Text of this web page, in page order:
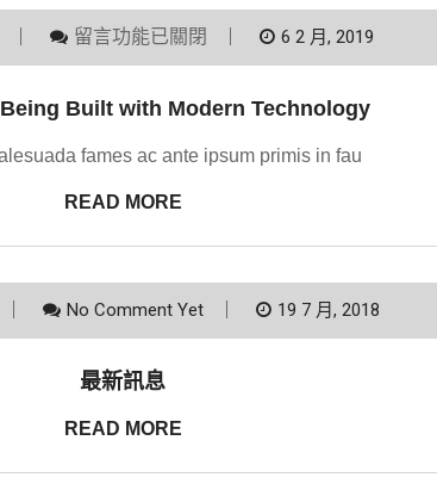
留言功能已關閉 6 2 月, 2019
Built with Modern Technology
fames ac ante ipsum primis in fau
READ MORE
No Comment Yet 19 7 月, 2018
最新訊息
READ MORE